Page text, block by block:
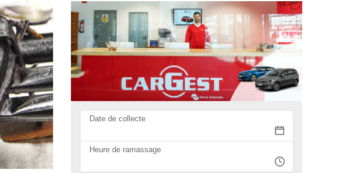
Date de collecte
Heure de ramassage